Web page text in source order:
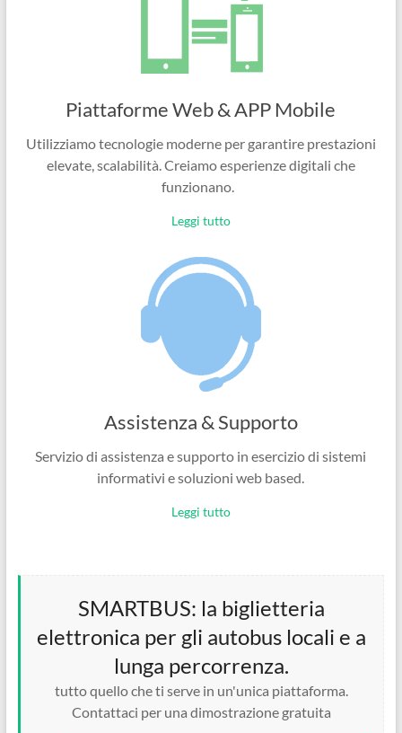
Piattaforme Web & APP Mobile
Utilizziamo tecnologie moderne per garantire prestazioni
elevate, scalabilità. Creiamo esperienze digitali che
funzionano.
Leggi tutto
Assistenza & Supporto
Servizio di assistenza e supporto in esercizio di sistemi
informativi e soluzioni web based.
Leggi tutto
SMARTBUS: la biglietteria
elettronica per gli autobus locali e a
lunga percorrenza.
tutto quello che ti serve in un'unica piattaforma.
Contattaci per una dimostrazione gratuita